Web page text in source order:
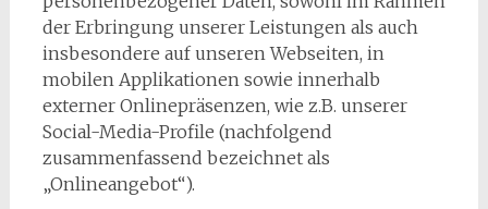
der Erbringung unserer Leistungen als auch
insbesondere auf unseren Webseiten, in
mobilen Applikationen sowie innerhalb
externer Onlinepräsenzen, wie z.B. unserer
Social-Media-Profile (nachfolgend
zusammenfassend bezeichnet als
„Onlineangebot“).